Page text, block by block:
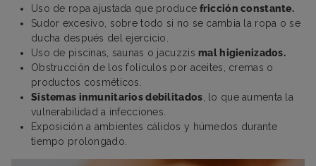
Uso de ropa ajustada que produce fricción constante.
Sudor excesivo, sobre todo si no se cambia la ropa o se
ducha después del ejercicio.
Uso de piscinas, saunas o jacuzzismal higienizados.
Obstrucción de los folículos por aceites, cremas o
productos cosméticos.
Sistemas inmunitarios debilitados , lo que aumenta la
vulnerabilidad a infecciones.
Exposición a ambientes cálidos y húmedos durante
tiempo prolongado.